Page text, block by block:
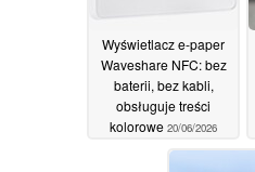
Wyświetlacz e-paper
Waveshare NFC: bez
baterii, bez kabli,
obsługuje treści
kolorowe 20/06/2026